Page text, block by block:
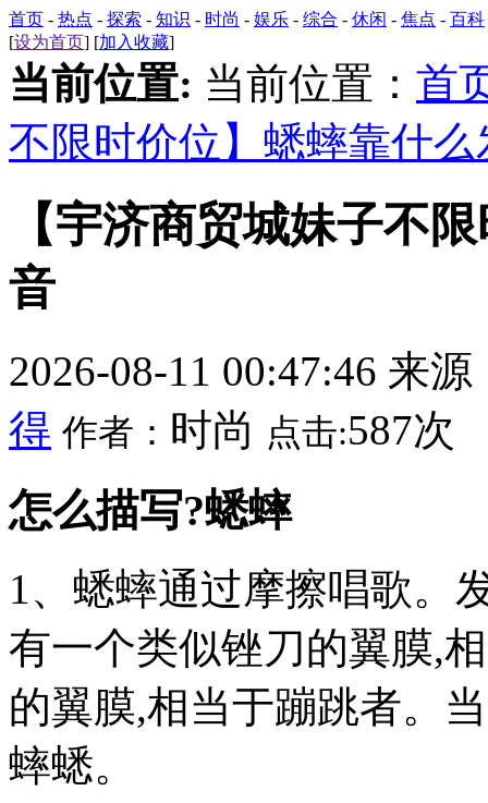
首页 - 热点 - 探索 - 知识 - 时尚 - 娱乐 - 综合 - 休闲 - 焦点 - 百科
[设为首页] [加入收藏]
当前位置: 当前位置： 首
不限时价位】蟋蟀靠什
【宇济商贸城妹子不
音
2026-08-11 00:47:46 来源
得 作者： 时尚 点击:587次
怎么描写?蟋蟀
1、蟋蟀通过摩擦唱歌。
有一个类似锉刀的翼膜,
的翼膜,相当于蹦跳者。
蟀蟋。